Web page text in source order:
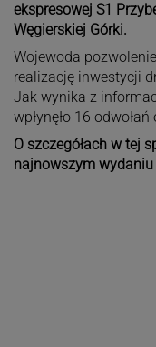
ekspresowej S1
Węgierskiej Górki.
Wojewoda
realizację inwestycji
Jak wynika z
wpłynęło 16
O szczegółach w tej
najnowszym wydaniu